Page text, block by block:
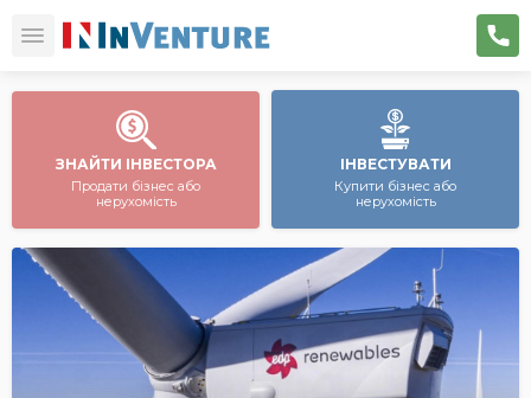
ЗНАЙТИ ІНВЕСТОРА
Продати бізнес або
нерухомість
ІНВЕСТУВАТИ
Купити бізнес або
нерухомість